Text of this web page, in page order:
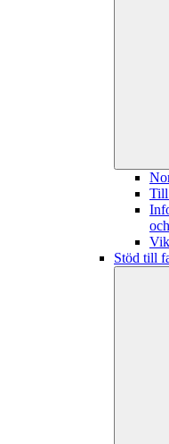
Till
Stöd till